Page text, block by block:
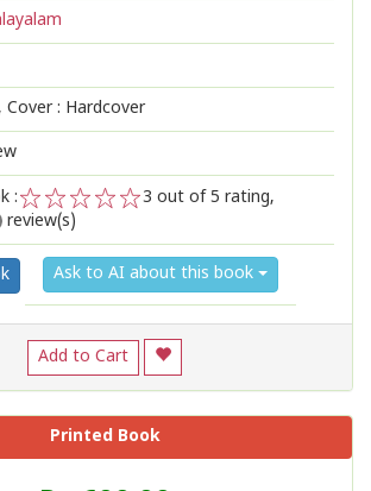
Cover : Hardcover
:
3
2
1
3 out of 5 rating,
review(s)
Ask to AI about this book
Add to Cart
Printed Book